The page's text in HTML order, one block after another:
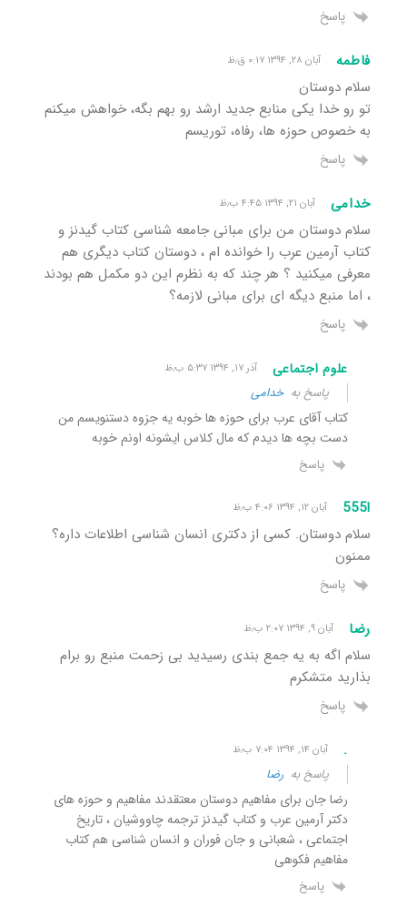
پاسخ
فاطمه آبان ۲۸, ۱۳۹۴ ۰:۱۷ ق٫ظ
سلام دوستان
تو رو خدا یکی منابع جدید ارشد رو بهم بگه، خواهش میکنم
به خصوص حوزه ها، رفاه، توریسم
پاسخ
خدامی آبان ۲۱, ۱۳۹۴ ۴:۴۵ ب٫ظ
سلام دوستان من برای مبانی جامعه شناسی کتاب گیدنز و
کتاب آرمین عرب را خوانده ام ، دوستان کتاب دیگری هم
معرفی میکنید ؟ هر چند که به نظرم این دو مکمل هم بودند
، اما منبع دیگه ای برای مبانی لازمه؟
پاسخ
علوم اجتماعی آذر ۱۷, ۱۳۹۴ ۵:۳۷ ب٫ظ
پاسخ بهخدامی
کتاب آقای عرب برای حوزه ها خوبه یه جزوه دستنویسم من
دست بچه ها دیدم که مال کلاس ایشونه اونم خوبه
پاسخ
ا555 آبان ۱۲, ۱۳۹۴ ۴:۰۶ ب٫ظ
سلام دوستان. کسی از دکتری انسان شناسی اطلاعات داره؟
ممنون
پاسخ
رضا آبان ۹, ۱۳۹۴ ۲:۰۷ ب٫ظ
سلام اگه به یه جمع بندی رسیدید بی زحمت منبع رو برام
بذارید متشکرم
پاسخ
. آبان ۱۴, ۱۳۹۴ ۷:۰۴ ب٫ظ
پاسخ به رضا
رضا جان برای مفاهیم دوستان معتقدند مفاهیم و حوزه های
دکتر آرمین عرب و کتاب گیدنز ترجمه چاووشیان ، تاریخ
اجتماعی ، شعبانی و جان فوران و انسان شناسی هم کتاب
مفاهیم فکوهی
پاسخ